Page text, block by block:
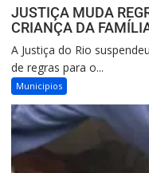
JUSTIÇA MUDA
CRIANÇA DA
A Justiça do Rio
de regras para o...
Municipios